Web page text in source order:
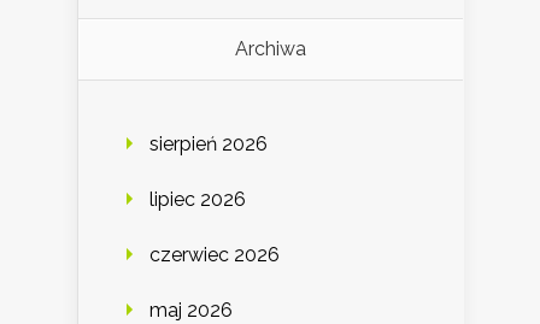
Archiwa
sierpień 2026
lipiec 2026
czerwiec 2026
maj 2026